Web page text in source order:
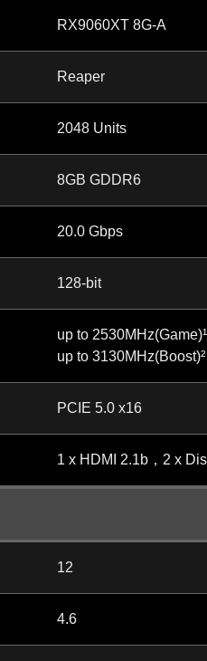
RX9060XT 8G-A
Reaper
2048 Units
8GB GDDR6
20.0 Gbps
128-bit
up to 2530MHz(Game)¹
up to 3130MHz(Boost)²
PCIE 5.0 x16
1 x HDMI 2.1b，2 x
12
4.6